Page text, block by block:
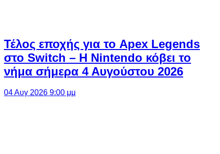
Τέλος εποχής για το Apex Legends
στο Switch – Η Nintendo κόβει το
νήμα σήμερα 4 Αυγούστου 2026
04 Αυγ 2026 9:00 μμ